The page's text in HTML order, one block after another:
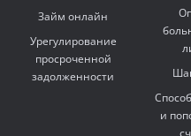
Займ онлайн
Урегулирование
просроченной
задолженности
и